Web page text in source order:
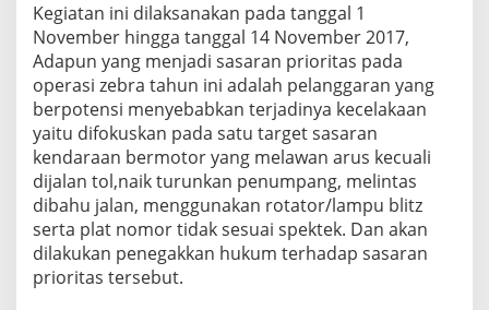
Kegiatan ini dilaksanakan pada tanggal 1
November hingga tanggal 14 November 2017,
Adapun yang menjadi sasaran prioritas pada
operasi zebra tahun ini adalah pelanggaran yang
berpotensi menyebabkan terjadinya kecelakaan
yaitu difokuskan pada satu target sasaran
kendaraan bermotor yang melawan arus kecuali
dijalan tol,naik turunkan penumpang, melintas
dibahu jalan, menggunakan rotator/lampu blitz
serta plat nomor tidak sesuai spektek. Dan akan
dilakukan penegakkan hukum terhadap sasaran
prioritas tersebut.